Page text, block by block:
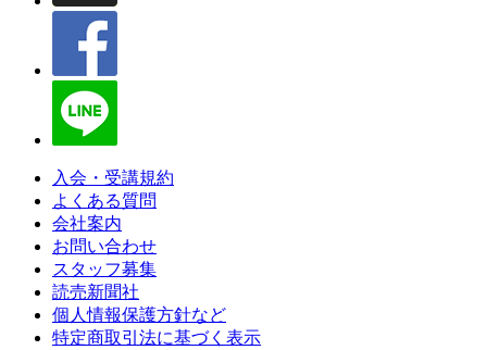
入会・受講規約
よくある質問
会社案内
お問い合わせ
スタッフ募集
読売新聞社
個人情報保護方針など
特定商取引法に基づく表示